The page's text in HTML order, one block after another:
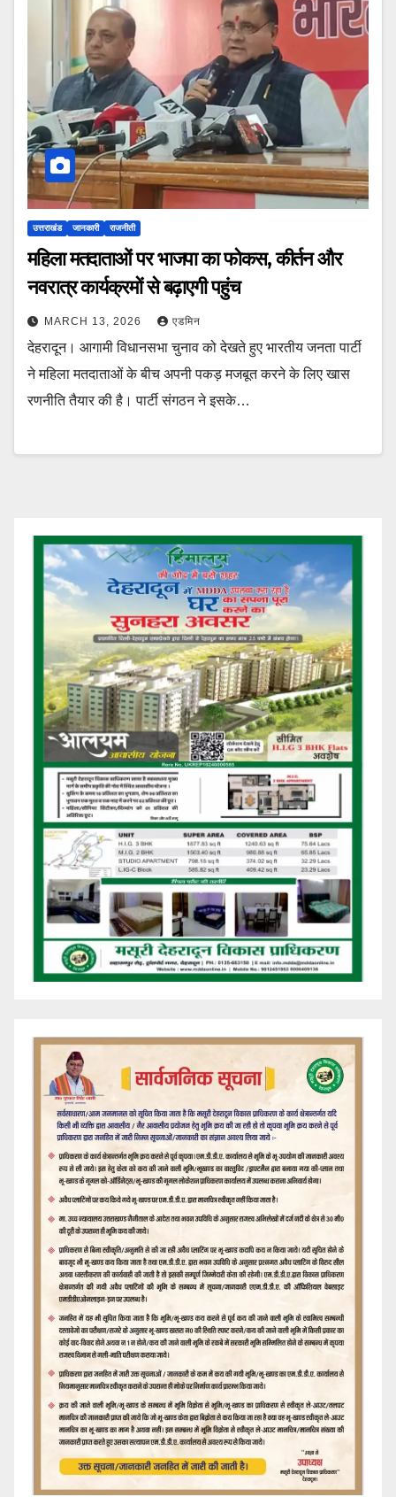
उत्तराखंड जानकारी राजनीती
महिला मतदाताओं पर भाजपा का फोकस, कीर्तन और
नवरात्र कार्यक्रमों से बढ़ाएगी पहुंच
MARCH 13, 2026 एडमिन
देहरादून। आगामी विधानसभा चुनाव को देखते हुए भारतीय जनता पार्टी
ने महिला मतदाताओं के बीच अपनी पकड़ मजबूत करने के लिए खास
रणनीति तैयार की है। पार्टी संगठन ने इसके…